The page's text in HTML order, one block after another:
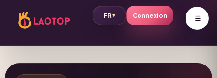
FR▾ Connexion v